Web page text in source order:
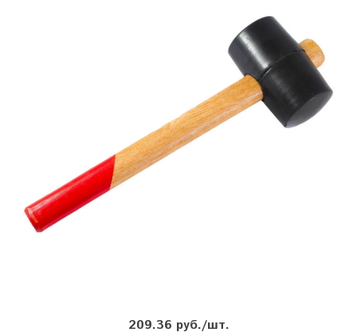
209.36 руб./шт.